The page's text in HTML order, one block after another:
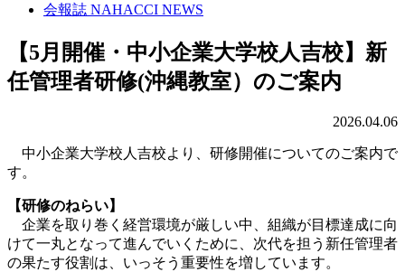
会報誌 NAHACCI NEWS
【5月開催・中小企業大学校人吉校】新
任管理者研修(沖縄教室）のご案内
2026.04.06
中小企業大学校人吉校より、研修開催についてのご案内で
す。
【研修のねらい】
企業を取り巻く経営環境が厳しい中、組織が目標達成に向
けて一丸となって進んでいくために、次代を担う新任管理者
の果たす役割は、いっそう重要性を増しています。